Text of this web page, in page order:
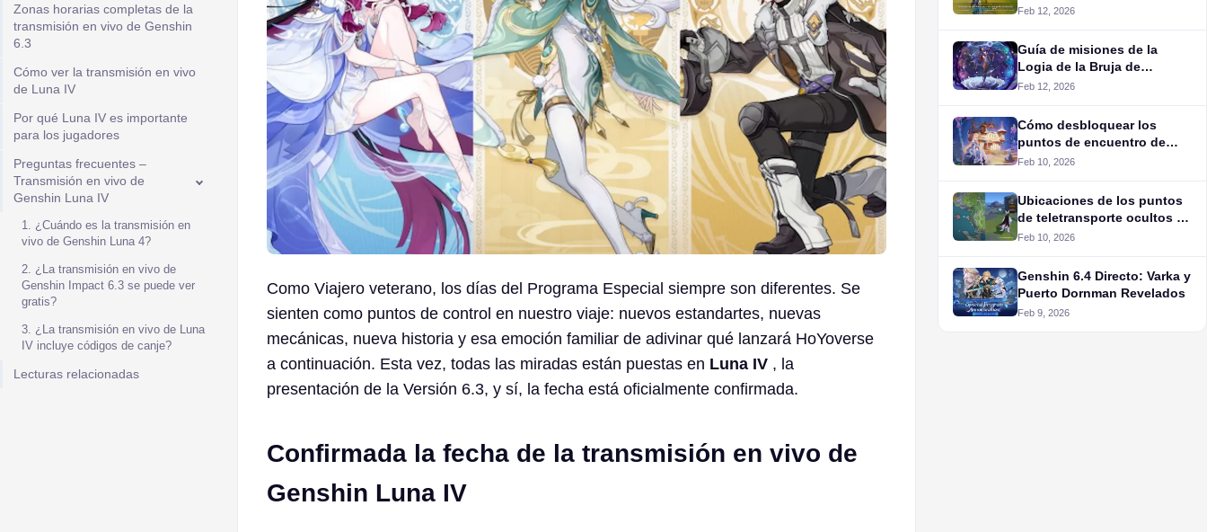
Zonas horarias completas de la
transmisión en vivo de Genshin
6.3
Cómo ver la transmisión en vivo
de Luna IV
Por qué Luna IV es importante
para los jugadores
Preguntas frecuentes –
Transmisión en vivo de
Genshin Luna IV
1. ¿Cuándo es la transmisión en
vivo de Genshin Luna 4?
2. ¿La transmisión en vivo de
Genshin Impact 6.3 se puede ver
gratis?
3. ¿La transmisión en vivo de Luna
IV incluye códigos de canje?
Lecturas relacionadas
Como Viajero veterano, los días del Programa Especial siempre son diferentes. Se
sienten como puntos de control en nuestro viaje: nuevos estandartes, nuevas
mecánicas, nueva historia y esa emoción familiar de adivinar qué lanzará HoYoverse
a continuación. Esta vez, todas las miradas están puestas en Luna IV , la
presentación de la Versión 6.3, y sí, la fecha está oficialmente confirmada.
Confirmada la fecha de la transmisión en vivo de
Genshin Luna IV
Luna IV
Feb 12, 2026
Guía de misiones de la
Logia de la Bruja de
Genshin Impact
Feb 12, 2026
Cómo desbloquear los
puntos de encuentro de
Genshin Impact Luna IV
Feb 10, 2026
Ubicaciones de los puntos
de teletransporte ocultos de
Genshin Luna IV
Feb 10, 2026
Genshin 6.4 Directo: Varka y
Puerto Dornman Revelados
Feb 9, 2026